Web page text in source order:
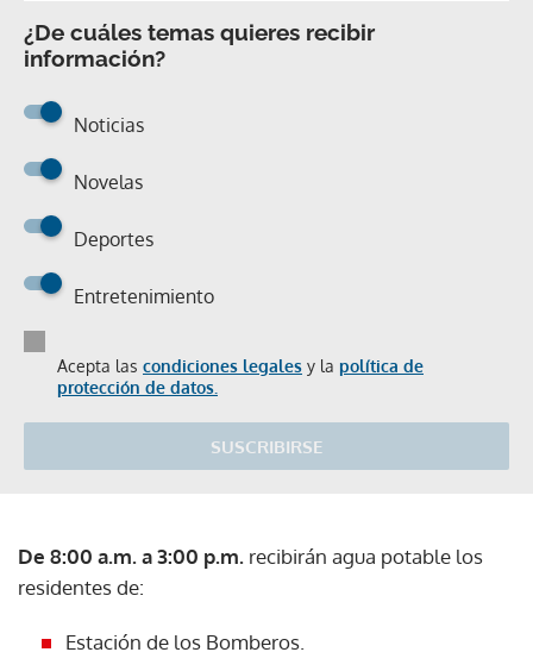
¿De cuáles temas quieres recibir
información?
Noticias
Novelas
Deportes
Entretenimiento
Acepta las condiciones legales y la política de
protección de datos.
SUSCRIBIRSE
De 8:00 a.m. a 3:00 p.m. recibirán agua potable los
residentes de:
Estación de los Bomberos.